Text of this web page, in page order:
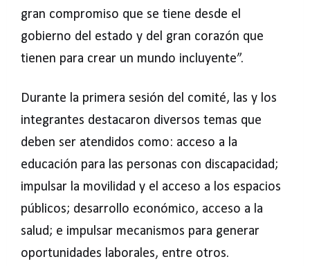
gran compromiso que se tiene desde el
gobierno del estado y del gran corazón que
tienen para crear un mundo incluyente”.
Durante la primera sesión del comité, las y los
integrantes destacaron diversos temas que
deben ser atendidos como: acceso a la
educación para las personas con discapacidad;
impulsar la movilidad y el acceso a los espacios
públicos; desarrollo económico, acceso a la
salud; e impulsar mecanismos para generar
oportunidades laborales, entre otros.